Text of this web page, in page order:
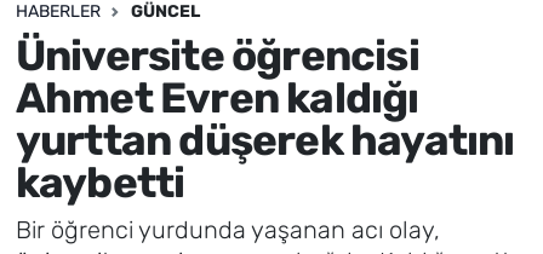
HABERLER GÜNCEL
Üniversite öğrencisi
Ahmet Evren kaldığı
yurttan düşerek hayatını
kaybetti
Bir öğrenci yurdunda yaşanan acı olay,
Asayiş / Polis-Adliye
Spor
Magazin
Foto Galeri